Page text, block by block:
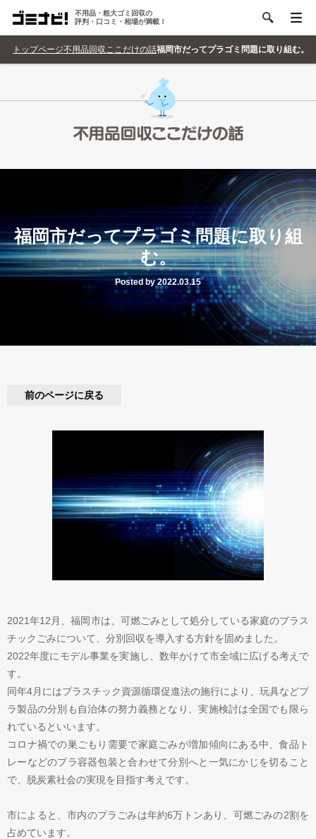
不用品・粗大ゴミ回収の
評判・口コミ・相場が満載！
トップページ不用品回収ここだけの話福岡市だってプラゴミ問題に取り組む。
福岡市だってプラゴミ問題に取り組
む。
Posted by 2022.03.15
Business vector designed by Freepik
前のページに戻る
2021年12月、福岡市は、可燃ごみとして処分している家庭のプラス
チックごみについて、分別回収を導入する方針を固めました。
2022年度にモデル事業を実施し、数年かけて市全域に広げる考えで
す。
同年4月にはプラスチック資源循環促進法の施行により、玩具などプ
ラ製品の分別も自治体の努力義務となり、実施検討は全国でも限ら
れているといいます。
コロナ禍での巣ごもり需要で家庭ごみが増加傾向にある中、食品ト
レーなどのプラ容器包装と合わせて分別へと一気にかじを切ること
で、脱炭素社会の実現を目指す考えです。
市によると、市内のプラごみは年約6万トンあり、可燃ごみの2割を
占めています。